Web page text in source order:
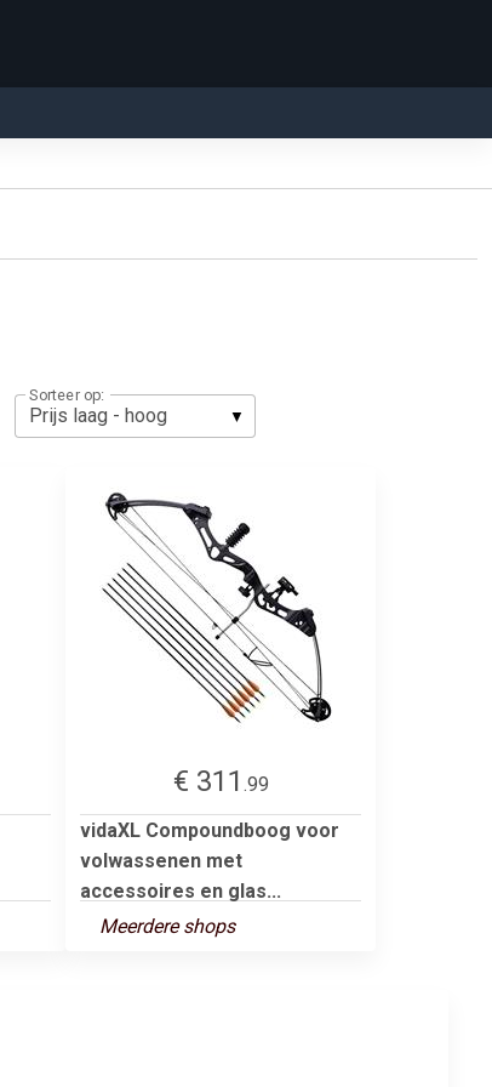
Sorteer op:
€ 311 .99
vidaXL Compoundboog voor
volwassenen met
accessoires en glas...
Meerdere shops